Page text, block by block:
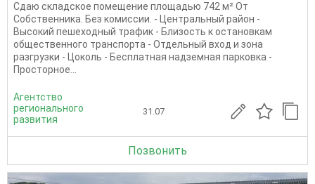
Сдаю складское помещение площадью 742 м² От
Собственника. Без комиссии. - Центральный район -
Высокий пешеходный трафик - Близость к остановкам
общественного транспорта - Отдельный вход и зона
разгрузки - Цоколь - Бесплатная надземная парковка -
Просторное...
Агентство
регионального
развития
31.07
Позвонить